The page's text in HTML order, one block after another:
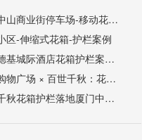
广东中山商业街停车场-移动花箱护栏
区-伸缩式花箱-护栏案例
南京德基城际酒店花箱护栏案例｜巧用花箱护栏，提升酒店品质与安全
静安购物广场 × 百世千秋：花箱护栏让商业街“活”起来
百世千秋花箱护栏落地厦门中山路：为百年商业老街重塑秩序与生态